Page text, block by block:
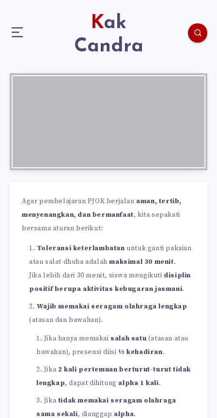
Kak
Candra
Agar pembelajaran PJOK berjalan aman, tertib,
menyenangkan, dan bermanfaat, kita sepakati
bersama aturan berikut:
Toleransi keterlambatan untuk ganti pakaian
atau salat dhuha adalahmaksimal 30 menit.
Jika lebih dari 30 menit, siswa mengikuti disiplin
positif berupa aktivitas kebugaran jasmani.
Wajib memakai seragam olahraga lengkap
(atasan dan bawahan).
Jika hanya memakai salah satu (atasan atau
bawahan), presensi diisi ½ kehadiran.
Jika 2 kali pertemuan berturut-turut tidak
lengkap, dapat dihitung alpha 1 kali.
Jika tidak memakai seragam olahraga
sama sekali, dianggap alpha.